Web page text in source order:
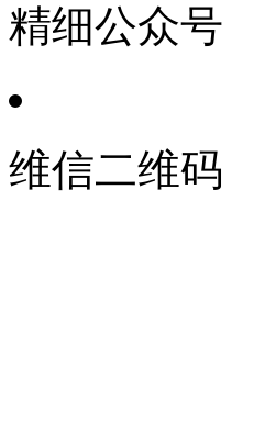
精细公众号
维信二维码